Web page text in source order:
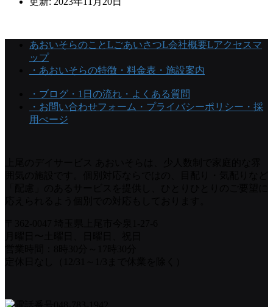
あおいそらのことLごあいさつL会社概要Lアクセスマ
ップ
・あおいそらの特徴 ・料金表 ・施設案内
・ブログ ・1日の流れ ・よくある質問
・お問い合わせフォーム ・プライバシーポリシー ・採
用ぺージ